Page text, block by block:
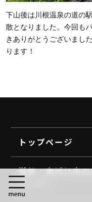
下山後は川根温泉の道の
散となりました。今回も
きありがとうございまし
ります！
トップページ
滋賀・東近江市
ニング！